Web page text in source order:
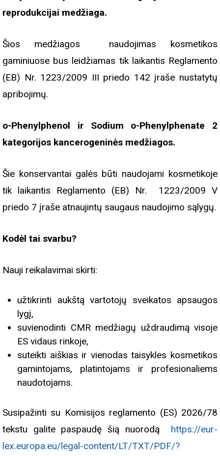
reprodukcijai medžiaga.
Šios medžiagos naudojimas kosmetikos
gaminiuose bus leidžiamas tik laikantis Reglamento
(EB) Nr. 1223/2009 III priedo 142 įraše nustatytų
apribojimų.
o-Phenylphenol ir Sodium o-Phenylphenate 2
kategorijos kancerogeninės medžiagos.
Šie konservantai galės būti naudojami kosmetikoje
tik laikantis Reglamento (EB) Nr. 1223/2009 V
priedo 7 įraše atnaujintų saugaus naudojimo sąlygų.
Kodėl tai svarbu?
Nauji reikalavimai skirti:
užtikrinti aukštą vartotojų sveikatos apsaugos
lygį,
suvienodinti CMR medžiagų uždraudimą visoje
ES vidaus rinkoje,
suteikti aiškias ir vienodas taisykles kosmetikos
gamintojams, platintojams ir profesionaliems
naudotojams.
Susipažinti su Komisijos reglamento (ES) 2026/78
tekstu galite paspaudę šią nuorodą
https://eur-
lex.europa.eu/legal-content/LT/TXT/PDF/?